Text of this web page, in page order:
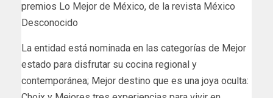
premios Lo Mejor de México, de la revista México
Desconocido
La entidad está nominada en las categorías de Mejor
estado para disfrutar su cocina regional y
contemporánea; Mejor destino que es una joya oculta: